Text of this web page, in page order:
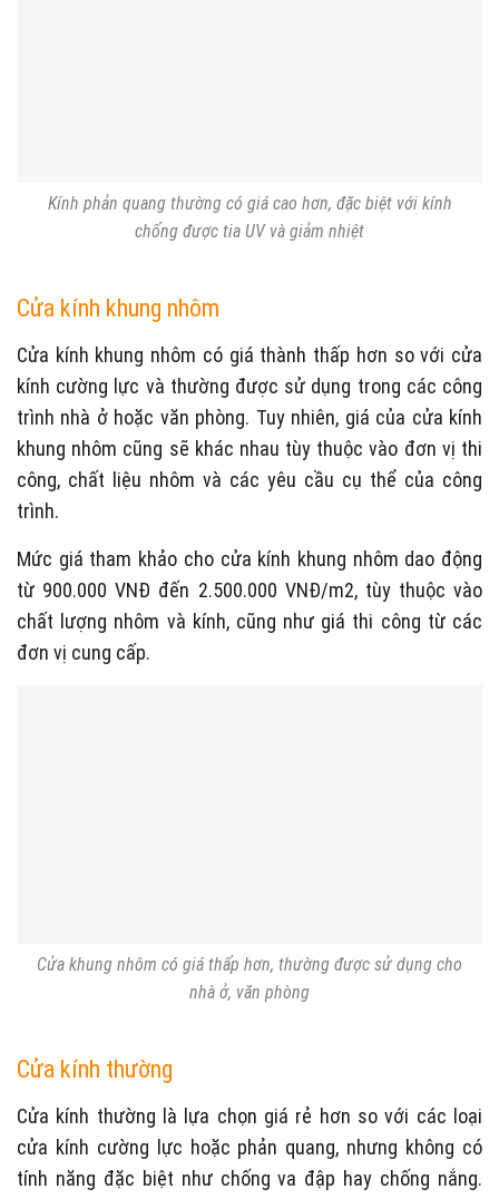
Kính phản quang thường có giá cao hơn, đặc biệt với kính
chống được tia UV và giảm nhiệt
Cửa kính khung nhôm
Cửa kính khung nhôm có giá thành thấp hơn so với cửa
kính cường lực và thường được sử dụng trong các công
trình nhà ở hoặc văn phòng. Tuy nhiên, giá của cửa kính
khung nhôm cũng sẽ khác nhau tùy thuộc vào đơn vị thi
công, chất liệu nhôm và các yêu cầu cụ thể của công
trình.
Mức giá tham khảo cho cửa kính khung nhôm dao động
từ 900.000 VNĐ đến 2.500.000 VNĐ/m2, tùy thuộc vào
chất lượng nhôm và kính, cũng như giá thi công từ các
đơn vị cung cấp.
Cửa khung nhôm có giá thấp hơn, thường được sử dụng cho
nhà ở, văn phòng
Cửa kính thường
Cửa kính thường là lựa chọn giá rẻ hơn so với các loại
cửa kính cường lực hoặc phản quang, nhưng không có
tính năng đặc biệt như chống va đập hay chống nắng.